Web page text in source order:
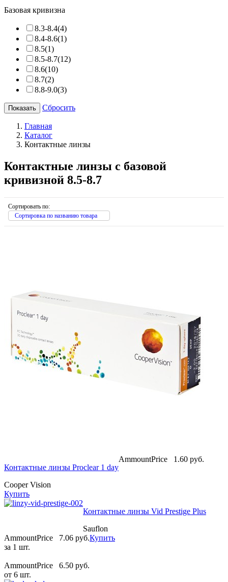
Базовая кривизна
8.3-8.4(4)
8.4-8.6(1)
8.5(1)
8.5-8.7(12)
8.6(10)
8.7(2)
8.8-9.0(3)
Сбросить
Главная
Каталог
Контактные линзы
Контактные линзы с базовой
кривизной 8.5-8.7
Сортировать по:
Сортировка по названию товара
Контактные линзы Proclear 1 day
Cooper Vision
AmmountPrice 1.60 pуб.
Купить
Контактные линзы Vid Prestige Plus
Sauflon
AmmountPrice
7.06 pуб.
за 1 шт.
AmmountPrice
6.50 pуб.
от 6 шт.
Купить